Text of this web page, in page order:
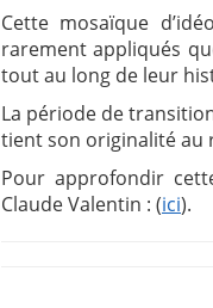
Cette mosaïque
rarement appliqués
tout au long de leur
La période de
tient son originalité au
Pour approfondir
Claude Valentin : (ici).